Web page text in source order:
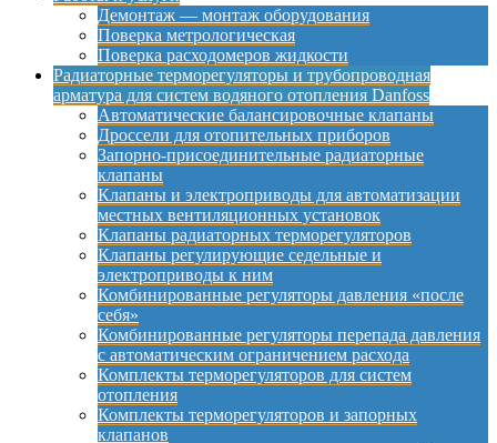
Демонтаж — монтаж оборудования
Поверка метрологическая
Поверка расходомеров жидкости
Радиаторные терморегуляторы и трубопроводная
арматура для систем водяного отопления Danfoss
Автоматические балансировочные клапаны
Дроссели для отопительных приборов
Запорно-присоединительные радиаторные
клапаны
Клапаны и электроприводы для автоматизации
местных вентиляционных установок
Клапаны радиаторных терморегуляторов
Клапаны регулирующие седельные и
электроприводы к ним
Комбинированные регуляторы давления «после
себя»
Комбинированные регуляторы перепада давления
с автоматическим ограничением расхода
Комплекты терморегуляторов для систем
отопления
Комплекты терморегуляторов и запорных
клапанов